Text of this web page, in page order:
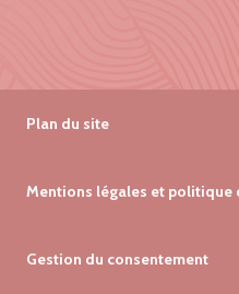
Plan du site
Mentions légales et politique
Gestion du consentement